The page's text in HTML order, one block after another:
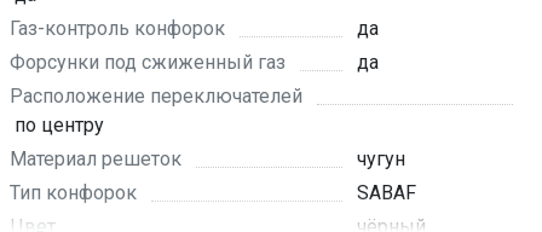
Газ-контроль конфорок
да
Форсунки под сжиженный газ
да
Расположение переключателей
по центру
Материал решеток
чугун
Тип конфорок
SABAF
Цвет
чёрный